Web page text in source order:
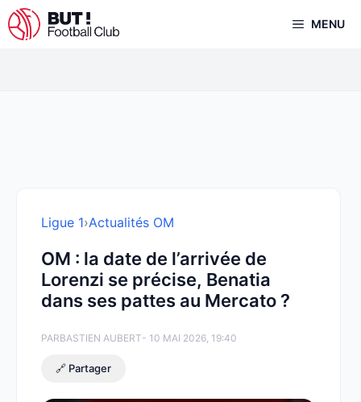
Aller
au
MENU
Ligue 1›Actualités OM
OM : la date de l’arrivée de
Lorenzi se précise, Benatia
dans ses pattes au Mercato ?
PARBASTIEN AUBERT- 10 MAI 2026, 19:40
🔗 Partager